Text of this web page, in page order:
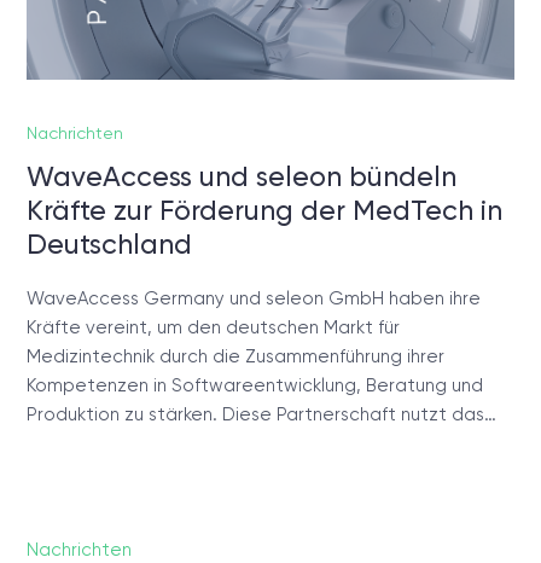
Nachrichten
WaveAccess und seleon bündeln
Kräfte zur Förderung der MedTech in
Deutschland
WaveAccess Germany und seleon GmbH haben ihre
Kräfte vereint, um den deutschen Markt für
Medizintechnik durch die Zusammenführung ihrer
Kompetenzen in Softwareentwicklung, Beratung und
Produktion zu stärken. Diese Partnerschaft nutzt das…
Nachrichten